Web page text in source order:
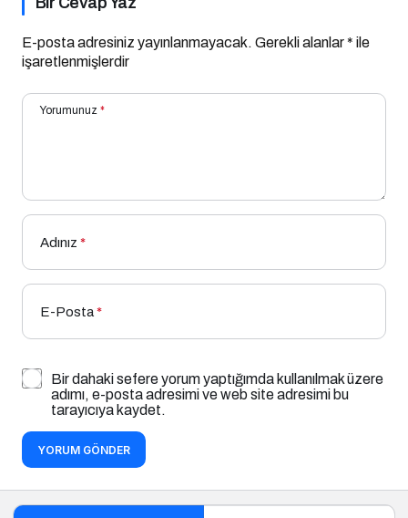
E-posta adresiniz yayınlanmayacak. Gerekli alanlar* ile
işaretlenmişlerdir
Yorumunuz *
Adınız *
E-Posta*
Bir dahaki sefere yorum yaptığımda kullanılmak üzere
adımı, e-posta adresimi ve web site adresimi bu
tarayıcıya kaydet.
YORUM GÖNDER